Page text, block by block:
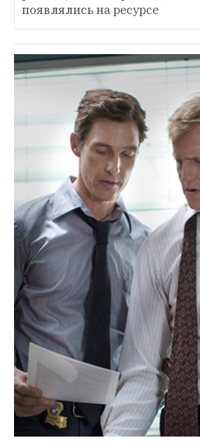
появлялись на ресурсе